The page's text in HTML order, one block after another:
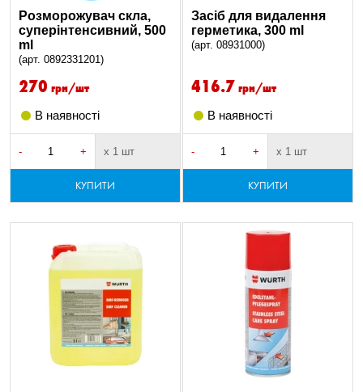
Розморожувач скла,
суперінтенсивний, 500
ml
(арт. 0892331201)
270 грн/шт
В наявності
- + х 1 шт
КУПИТИ
Засіб для видалення
герметика, 300 ml
(арт. 08931000)
416.7 грн/шт
В наявності
- + х 1 шт
КУПИТИ